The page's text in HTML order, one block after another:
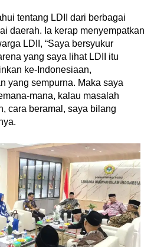
tentang LDII dari berbagai
daerah. Ia kerap menyempatkan
LDII, “Saya bersyukur
yang saya lihat LDII itu
ke-Indonesiaan,
yang sempurna. Maka saya
mana, kalau masalah
cara beramal, saya bilang